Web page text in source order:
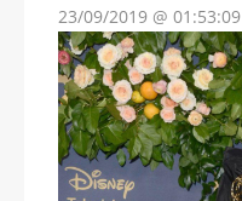
23/09/2019 @ 01:53:09